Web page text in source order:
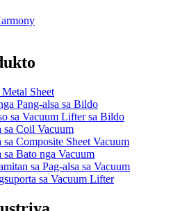
Sheet
Pang-alsa sa Bildo
sa Vacuum Lifter sa Bildo
sa Coil Vacuum
sa Composite Sheet Vacuum
sa Bato nga Vacuum
sa Pag-alsa sa Vacuum
sa Vacuum Lifter